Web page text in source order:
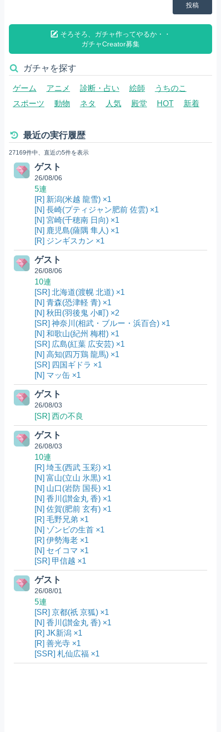
投稿
そろそろ、ガチャ作ってやるか・・
ガチャCreator募集
ガチャを探す
ゲーム アニメ 診断・占い 絵師
うちのこ
スポーツ
動物 ネタ 人気 殿堂 HOT 新着
最近の実行履歴
27169件中、直近の5件を表示
ゲスト
26/08/06
5連
[R] 新潟(米越 龍雪) ×1
[N] 長崎(プティジャン肥前 佐雲) ×1
[N] 宮崎(千穂南 日向) ×1
[N] 鹿児島(薩隅 隼人) ×1
[R] ジンギスカン ×1
ゲスト
26/08/06
10連
[SR] 北海道(渡幌 北道) ×1
[N] 青森(恐津軽 青) ×1
[N] 秋田(羽後鬼 小町) ×2
[SR] 神奈川(相武・ブルー・浜百合) ×1
[N] 和歌山(紀州 梅柑) ×1
[SR] 広島(紅葉 広安芸) ×1
[N] 高知(四万鶏 龍馬) ×1
[SR] 四国ギドラ ×1
[N] マッ缶 ×1
ゲスト
26/08/03
[SR] 西の不良
ゲスト
26/08/03
10連
[R] 埼玉(西武 玉彩) ×1
[N] 富山(立山 氷黒) ×1
[N] 山口(岩防 国長) ×1
[N] 香川(讃金丸 香) ×1
[N] 佐賀(肥前 玄有) ×1
[R] 毛野兄弟 ×1
[N] ゾンビの生首 ×1
[R] 伊勢海老 ×1
[N] セイコマ ×1
[SR] 甲信越 ×1
ゲスト
26/08/01
5連
[SR] 京都(祇 京狐) ×1
[N] 香川(讃金丸 香) ×1
[R] JK新潟 ×1
[R] 善光寺 ×1
[SSR] 札仙広福 ×1